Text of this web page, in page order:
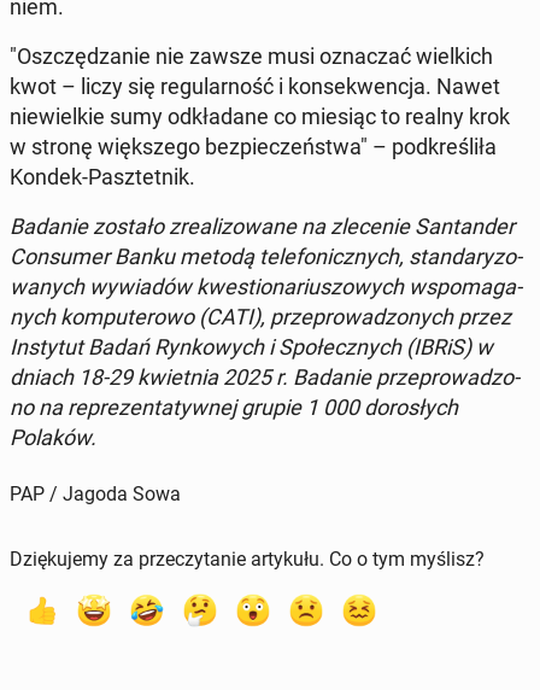
niem.
"Oszczę­dza­nie nie zawsze musi ozna­czać wiel­kich
kwot – liczy się re­gu­lar­ność i kon­se­kwen­cja. Nawet
nie­wiel­kie sumy od­kła­da­ne co miesiąc to realny krok
w stronę więk­sze­go bez­pie­czeń­stwa" – pod­kre­śli­ła
Kondek-Pasz­tet­nik.
Badanie zostało zre­ali­zo­wa­ne na zle­ce­nie San­tan­der
Con­su­mer Banku metodą te­le­fo­nicz­nych, stan­da­ry­zo­
wa­nych wy­wia­dów kwe­stio­na­riu­szo­wych wspo­ma­ga­
nych kom­pu­te­ro­wo (CATI), prze­pro­wa­dzo­nych przez
In­sty­tut Badań Ryn­ko­wych i Spo­łecz­nych (IBRiS) w
dniach 18-29 kwiet­nia 2025 r. Badanie prze­pro­wa­dzo­
no na re­pre­zen­ta­tyw­nej grupie 1 000 do­ro­słych
Polaków.
PAP / Jagoda Sowa
Dziękujemy za przeczytanie artykułu. Co o tym myślisz?